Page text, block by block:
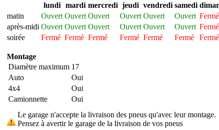
lundi
mardi mercredi jeudi vendredi samedi
matin
Ouvert Ouvert Ouvert Ouvert Ouvert Ouvert Fermé
après-midi Ouvert Ouvert Ouvert Ouvert Ouvert Ouvert Fermé
soirée
Fermé Fermé Fermé Fermé Fermé Fermé Fermé
Montage
Diamètre maximum 17
Auto
Oui
4x4
Oui
Camionnette
Oui
Le garage n'accepte la livraison des pneus qu'avec leur montage.
Pensez à avertir le garage de la livraison de vos pneus